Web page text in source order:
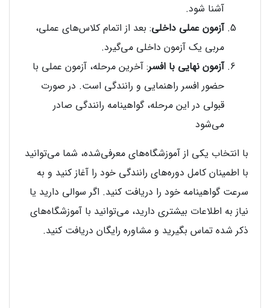
آشنا شود.
آزمون عملی داخلی: بعد از اتمام کلاس‌های عملی،
مربی یک آزمون داخلی می‌گیرد.
آزمون نهایی با افسر: آخرین مرحله، آزمون عملی با
حضور افسر راهنمایی و رانندگی است. در صورت
قبولی در این مرحله، گواهینامه رانندگی صادر
می‌شود
با انتخاب یکی از آموزشگاه‌های معرفی‌شده، شما می‌توانید
با اطمینان کامل دوره‌های رانندگی خود را آغاز کنید و به
سرعت گواهینامه خود را دریافت کنید. اگر سوالی دارید یا
نیاز به اطلاعات بیشتری دارید، می‌توانید با آموزشگاه‌های
ذکر شده تماس بگیرید و مشاوره رایگان دریافت کنید.